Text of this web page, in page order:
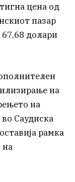
цена од
пазар
долари
на
на
Саудиска
рамка
на